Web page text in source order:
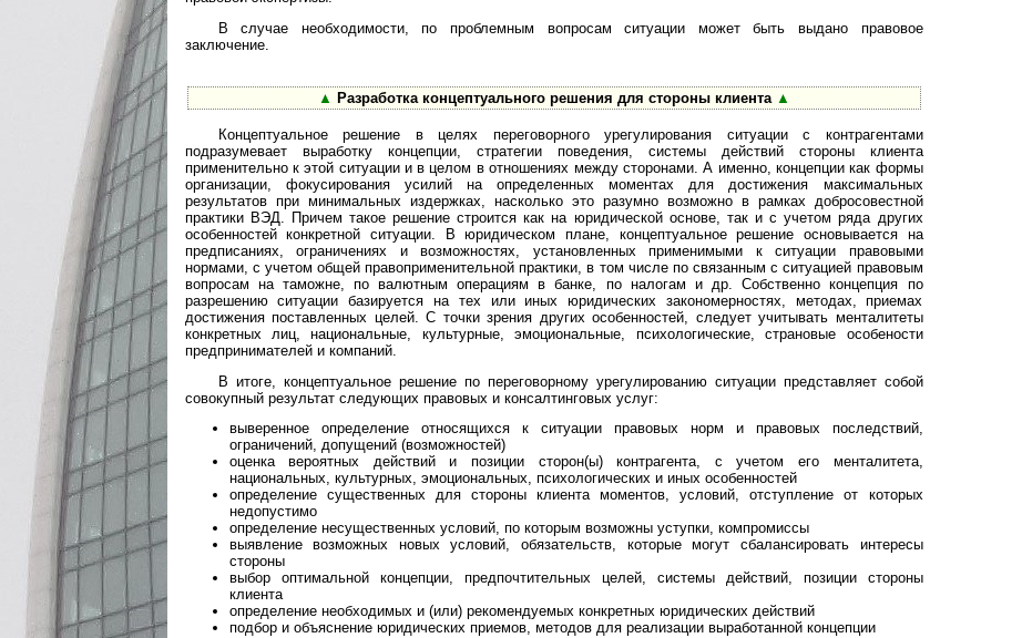
В случае необходимости, по проблемным вопросам ситуации может быть выдано правовое
заключение.
▲ Разработка концептуального решения для стороны клиента ▲
Концептуальное решение в целях переговорного урегулирования ситуации с контрагентами
подразумевает выработку концепции, стратегии поведения, системы действий стороны клиента
применительно к этой ситуации и в целом в отношениях между сторонами. А именно, концепции как формы
организации, фокусирования усилий на определенных моментах для достижения максимальных
результатов при минимальных издержках, насколько это разумно возможно в рамках добросовестной
практики ВЭД. Причем такое решение строится как на юридической основе, так и с учетом ряда других
особенностей конкретной ситуации. В юридическом плане, концептуальное решение основывается на
предписаниях, ограничениях и возможностях, установленных применимыми к ситуации правовыми
нормами, с учетом общей правоприменительной практики, в том числе по связанным с ситуацией правовым
вопросам на таможне, по валютным операциям в банке, по налогам и др. Собственно концепция по
разрешению ситуации базируется на тех или иных юридических закономерностях, методах, приемах
достижения поставленных целей. С точки зрения других особенностей, следует учитывать менталитеты
конкретных лиц, национальные, культурные, эмоциональные, психологические, страновые особености
предпринимателей и компаний.
В итоге, концептуальное решение по переговорному урегулированию ситуации представляет собой
совокупный результат следующих правовых и консалтинговых услуг:
выверенное определение относящихся к ситуации правовых норм и правовых последствий,
ограничений, допущений (возможностей)
оценка вероятных действий и позиции сторон(ы) контрагента, с учетом его менталитета,
национальных, культурных, эмоциональных, психологических и иных особенностей
определение существенных для стороны клиента моментов, условий, отступление от которых
недопустимо
определение несущественных условий, по которым возможны уступки, компромиссы
выявление возможных новых условий, обязательств, которые могут сбалансировать интересы
стороны
выбор оптимальной концепции, предпочтительных целей, системы действий, позиции стороны
клиента
определение необходимых и (или) рекомендуемых конкретных юридических действий
подбор и объяснение юридических приемов, методов для реализации выработанной концепции